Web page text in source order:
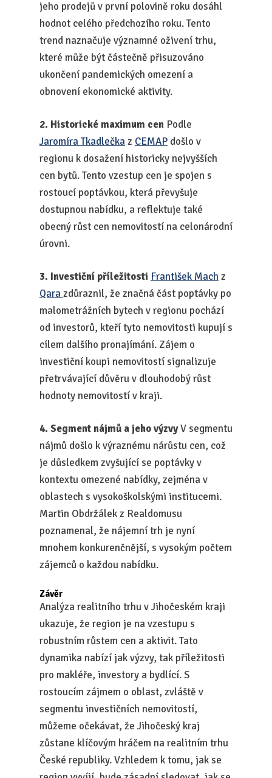
jeho prodejů v první polovině roku dosáhl
hodnot celého předchozího roku. Tento
trend naznačuje významné oživení trhu,
které může být částečně přisuzováno
ukončení pandemických omezení a
obnovení ekonomické aktivity.
2. Historické maximum cenPodle
Jaromíra Tkadlečka z CEMAPdošlo v
regionu k dosažení historicky nejvyšších
cen bytů. Tento vzestup cen je spojen s
rostoucí poptávkou, která převyšuje
dostupnou nabídku, a reflektuje také
obecný růst cen nemovitostí na celonárodní
úrovni.
3. Investiční příležitosti František Mach z
Qara zdůraznil, že značná část poptávky po
malometrážních bytech v regionu pochází
od investorů, kteří tyto nemovitosti kupují s
cílem dalšího pronajímání. Zájem o
investiční koupi nemovitostí signalizuje
přetrvávající důvěru v dlouhodobý růst
hodnoty nemovitostí v kraji.
4. Segment nájmů a jeho výzvyV segmentu
nájmů došlo k výraznému nárůstu cen, což
je důsledkem zvyšující se poptávky v
kontextu omezené nabídky, zejména v
oblastech s vysokoškolskými institucemi.
Martin Obdržálek z Realdomusu
poznamenal, že nájemní trh je nyní
mnohem konkurenčnější, s vysokým počtem
zájemců o každou nabídku.
Závěr
Analýza realitního trhu v Jihočeském kraji
ukazuje, že region je na vzestupu s
robustním růstem cen a aktivit. Tato
dynamika nabízí jak výzvy, tak příležitosti
pro makléře, investory a bydlící. S
rostoucím zájmem o oblast, zvláště v
segmentu investičních nemovitostí,
můžeme očekávat, že Jihočeský kraj
zůstane klíčovým hráčem na realitním trhu
České republiky. Vzhledem k tomu, jak se